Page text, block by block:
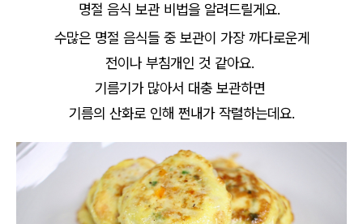
명절 음식 보관 비법을 알려드릴게요.
수많은 명절 음식들 중 보관이 가장 까다로운게
전이나 부침개인 것 같아요.
기름기가 많아서 대충 보관하면
기름의 산화로 인해 쩐내가 작렬하는데요.